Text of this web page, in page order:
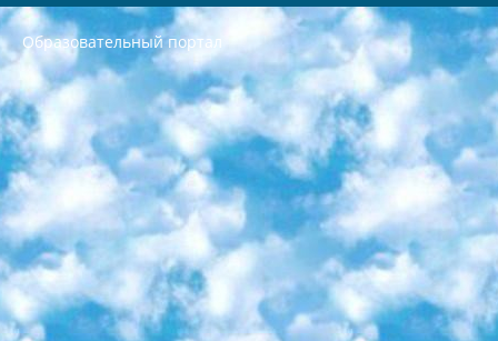
Образовательный портал
РЕСПУБЛИКА УЗБЕКИСТАН МИНИСТРЕРСТВО ДОШКОЛЬНОГО И ШКОЛЬНОГО ОБРАЗОВАНИЯ КОМАНДА в общеобразовательных учреждениях в 2023-2024 учебном году организация и проведение итоговой государственной аттестации обучающихся о Министра дошкольного и школьного образования Республики Узбекистан от 4 марта 2008 года (постановлением Минюста от 20 марта 2008 года № 1778 государственной регистрации) «Итоговое состояние учащихся общего среднего образования на основании положения об утверждении положения об аттестации общего среднего образования выпускной экзамен студентов в образовательных учреждениях в 2023-2024 учебном году В целях организации и прохождения аттестации приказываю: 1. Следующее: перечень предметов, по которым будет проводиться итоговая государственная аттестация и экзамен формы перевода согласно приложению 1; сертификаты международного образца, оценивающие уровень владения иностранными языками перечень согласно приложению 2; 2. Педагогический при специализированных образовательных учреждениях. научно-практический центр квалификации и международной оценки (Д.Давидова) 2024 г. До 25 марта: задания по предметам, по которым будет проводиться итоговая аттестация разработка и утверждение технических условий; итоговая аттестация на основании разработанного предметного задания разработка вопросов по предметам (устно и письменно), экзамен передача; общеобразовательные средние школы и специальные учебные заведения учащиеся выпускных классов школ и интернатов в агентской системе подготовка базы данных экзаменационных материалов и критериев оценки; перевод базы экзаменационных материалов на все языки обучения подать в Республиканский образовательный центр для изготовления; варианты экзаменов на основе разработанных контрольных материалов пусть будут поставлены задачи формирования. 3. Республиканский образовательный центр (Ш.Худайкулов) до 5 апреля 2024 года. до: база данных предоставленных экзаменационных материалов на все языки обучения перевод и экспертиза; для слепых, слабовидящих, глухих, слабослышащих и умственно отсталых детей учащиеся выпускных классов специализированных школ и школ-интернатов база данных экзаменационных материалов на всех преподаваемых языках подготовка критериев оценки; специализированные школы для умственно отсталых детей и технологии для учащихся выпускных классов школ-интернатов разработка соответствующих рекомендаций и критериев проведения ЕГЭ по естествознанию давать задания. 4. Педагогический при специализированных образовательных учреждениях. Научно-практический центр навыков и международной оценки (Д.Давидова), Республика образовательный центр (Худайкулов Ш.) итоговый государственный аттестационный экзамен ориентирован на творческое и логическое мышление при подготовке базы материалов учитывать введение заданий. 5. Следует отметить, что: сертификат государственного образца о знании общеобразовательного предмета и как минимум национальный уровень B1 по предметам на иностранных языках, указанным в Приложении 2. или международно признанный сертификат эквивалентного уровня студенты, изучающие определенный предмет, освобождаются от экзамена; по соответствующим предметам запланирована итоговая государственная аттестация за день до дня, путем жеребьевки Рабочей группой (в письменной форме по предметам, проводимым в форме) из числа сформированных вариантов выбрано 2 варианта; 2 выбранных варианта экзамена анонсированы на официальном сайте министерства и все выпускники по всей стране на основе этих вариантов проводит итоговую государственную аттестацию. 6. Государственное образование учащихся средних общеобразовательных учреждений. знания в соответствии с квалификационными требованиями, которые необходимо приобрести на основании стандартов итоговый (выпускной) контроль для 9 и 11 классов в целях тестирования Экзамены (далее – экзамены) состоят из предметов, перечисленных в приложении 1. будет сделано. 7. Экзамены пройдут с 26 мая по 15 июня 2024 г. (кроме науки физического воспитания). 8. Физическая для учащихся 9 классов общесредних образовательных учреждений. Экзамены по предмету «Образование, квалификация медицина» 1-6 мая 2024 года. сотрудники перевести под присмотр (с отклонениями в физическом или умственном развитии) специализированная школа для детей, школы-интернаты и со сколиозом школы-интернаты санаторного типа для больных детей исключены). 9. Он был слепым, слабовидящим и имел нарушения опорно-двигательного аппарата. экзамены в специализированных школах и интернатах для детей должны проводиться исходя из требований, предъявляемых к общеобразовательным учреждениям (физкультура кроме науки). 10. Специализированная школа для глухих и слабослышащих детей. и экзамены в интернатах и быть реализован в виде письменного теста по математике. 11. Специальность для умственно отсталых детей. Для 9 класса Родной язык и литературное письмо Государственный язык (язык обучения – узбекский). для неклассов) написано Математическое письмо Письменная/устная история Узбекистана Физическое воспитание практично Итоговый контроль Для 11 класса Написание родного языка и литературы (эссе) Математическое письмо Узбекский язык (обучение на узбекском языке) не посещающее общее среднее образование для учреждений)/Образовательное учреждение выбор письменный и устный Иностранный язык письменный/устный Письменная/устная история Узбекистана *По выбору студента:  Химия  Физика  Основы государственного права  География 10 бесплатных образовательных ресурсов - Мы составили подборку онлайн-проектов с интерактивными упражнениями, видеолекциями и статьями. Они помогут вам обрести новые и освежить старые знания бесплатно. 1. «ИНТУИТ» Старейшая образовательная площадка Рунета. Здесь вы найдёте сотни текстовых и видеокурсов на десятки различных тем — от программирования до психологии. Многие курсы подготовлены российскими университетами и крупными международными компаниями вроде Intel и Microsoft. Самостоятельное обучение бесплатное, но желающие могут оплатить услуги персональных наставников. 2. «Смартия» знакомит с актуальными профессиями и подсказывает, как им обучаться. Выбрав заинтересовавшую вас специальность — SMM-специалист, фотограф, веб-дизайнер или другую, — увидите список необходимых для неё умений. Чтобы вы могли освоить их самостоятельно, для каждого умения площадка отображает подборку ссылок на учебные материалы. Хотя «Смартия» ориентируется на русскоязычную аудиторию, часть контента всё же доступна только на английском. 3. «Лекторий Физтеха» Проект Московского физико-технического института (Физтеха). С его помощью вы можете смотреть онлайн серии лекций, записанные на видео в этом вузе. В числе доступных предметов — физика, биология, химия, информационные технологии и другие. К некоторым лекциям администрация ресурса прилагает готовые конспекты, которые можно скачивать в PDF-формате. 4. ITMOcourses Онлайн-площадка Санкт-Петербургского национального исследовательского университета информационных технологий, механики и оптики (ИТМО). Ресурс предоставляет свободный доступ к курсам, разработанным в этом вузе. Каталог материалов разбит на четыре категории: «Оптические системы и технологии», «Приборостроение и робототехника», «Информационные технологии» и «Биотехнологии». Курсы состоят из видеолекций, интерактивных демонстраций и заданий. 5. «КиберЛенинка» Электронная научная библиотека открытого доступа. Каталог площадки регулярно обрастает текстами статей из различных научных изданий. Сгруппированные по журналам и рубрикам публикации можно читать онлайн или скачивать целиком в PDF-формате. Проект нацелен на популяризацию науки за счёт открытого доступа к качественной информации. 6. «ПостНаука» На этом ресурсе публикуют подборки видеолекций, составленные экспертами из разных отраслей и объединённые общими темами. Среди них, к примеру, есть серии «Биоинформатика и геномика», «Культура средневековой Скандинавии» и Cinema Studies о теории кино. Каждая подборка лекций — логически связанная история, рассказанная экспертом от первого лица. Кроме того, на сайте появляются научно-образовательные статьи и тесты на разные темы. 7. «Newочём» Команда проекта «Newочём» отбирает самые интересные тексты из англоязычных СМИ и переводит те из них, за которые голосуют участники сообщества «ВКонтакте». По большей части это научно-популярные статьи. Редакторы придумывают лишь заголовки, в остальном содержание переводов соответствует оригиналам. Полные тексты можно читать прямо в социальной сети. 8. InternetUrok Онлайн-база материалов по основным дисциплинам школьной программы. Информация на сайте структурирована по классам, предметам и темам (урокам). Каждый урок состоит из видеолекций и конспектов. Есть также интерактивные тренажёры и тесты для закрепления пройденного материала. Даже если вы давно окончили школу, возможность повторить программу старших классов всегда может пригодиться. 9. Edutainme Ещё один ресурс об образовании. В отличие от Newtonew, как мне кажется, Edutainme больше ориентируется на представителей индустрии: педагогов, предпринимателей, разработчиков образовательных проектов. Но и любой, кто просто стремится к саморазвитию, найдёт на сайте много полезного и интересного для себя. Например, информацию о новых курсах и образовательных сервисах. 10. Newtonew Онлайн-медиа об образовании и обучении в широком смысле. Авторы Newtonew пишут об инструментах, заведениях, тактиках и стратегиях, которые помогают учить других и получать новые знания самостоятельно. На этой площадке вы найдёте новости, обзоры, аналитические мат